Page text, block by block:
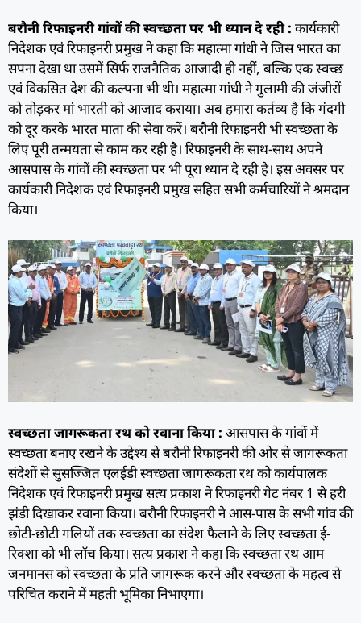
बरौनी रिफाइनरी गांवों की स्वच्छता पर भी ध्यान दे रही : कार्यकारी
निदेशक एवं रिफाइनरी प्रमुख ने कहा कि महात्मा गांधी ने जिस भारत का
सपना देखा था उसमें सिर्फ राजनैतिक आजादी ही नहीं, बल्कि एक स्वच्छ
एवं विकसित देश की कल्पना भी थी। महात्मा गांधी ने गुलामी की जंजीरों
को तोड़कर मां भारती को आजाद कराया। अब हमारा कर्तव्य है कि गंदगी
को दूर करके भारत माता की सेवा करें। बरौनी रिफाइनरी भी स्वच्छता के
लिए पूरी तन्मयता से काम कर रही है। रिफाइनरी के साथ-साथ अपने
आसपास के गांवों की स्वच्छता पर भी पूरा ध्यान दे रही है। इस अवसर पर
कार्यकारी निदेशक एवं रिफाइनरी प्रमुख सहित सभी कर्मचारियों ने श्रमदान
किया।
स्वच्छता जागरूकता रथ को रवाना किया : आसपास के गांवों में
स्वच्छता बनाए रखने के उद्देश्य से बरौनी रिफाइनरी की ओर से जागरूकता
संदेशों से सुसज्जित एलईडी स्वच्छता जागरूकता रथ को कार्यपालक
निदेशक एवं रिफाइनरी प्रमुख सत्य प्रकाश ने रिफाइनरी गेट नंबर 1 से हरी
झंडी दिखाकर रवाना किया। बरौनी रिफाइनरी ने आस-पास के सभी गांव की
छोटी-छोटी गलियों तक स्वच्छता का संदेश फैलाने के लिए स्वच्छता ई-
रिक्शा को भी लॉच किया। सत्य प्रकाश ने कहा कि स्वच्छता रथ आम
जनमानस को स्वच्छता के प्रति जागरूक करने और स्वच्छता के महत्व से
परिचित कराने में महती भूमिका निभाएगा।